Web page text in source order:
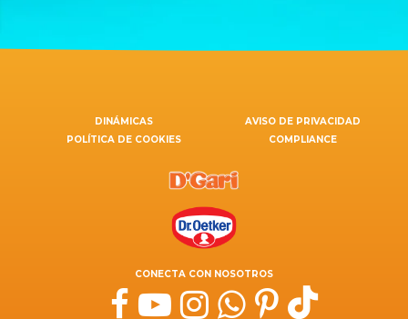
DINÁMICAS
AVISO DE PRIVACIDAD
POLÍTICA DE COOKIES
COMPLIANCE
CONECTA CON NOSOTROS